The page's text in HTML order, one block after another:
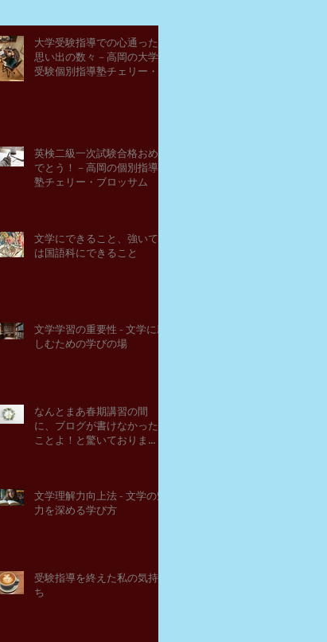
大学受験指導での心通った
思い出の数々－高岡の大学
受験個別指導塾チェリー・
英検二級一次試験合格おめ
でとう！－高岡の個別指導
塾チェリー・ブロッサム
文学にできること、強いて
は国語科にできること
文学学習の重要性 - 文学に親
しむための学びの場
なんとまあ春期講習の間
に、ブログが書けなかった
ことよ！と驚いておりま
文学理解力向上法 - 文学の魅
力を深める学び方
受験指導を終えた私の気持
ち